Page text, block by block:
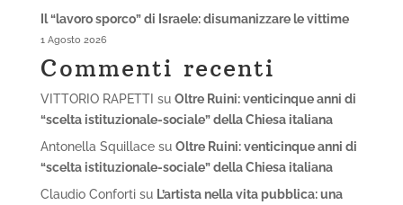
Il “lavoro sporco” di Israele: disumanizzare le vittime
1 Agosto 2026
Commenti recenti
VITTORIO RAPETTI su Oltre Ruini: venticinque anni di
“scelta istituzionale-sociale” della Chiesa italiana
Antonella Squillacesu Oltre Ruini: venticinque anni di
“scelta istituzionale-sociale” della Chiesa italiana
Claudio Confortisu L’artista nella vita pubblica: una